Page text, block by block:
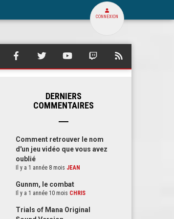
CONNEXION
SQUARE
SQUARE SQUARE SQUARE SQUARE
DERNIERS
COMMENTAIRES
Comment retrouver le nom
d'un jeu vidéo que vous avez
oublié
Il y a 1 année 8 mois JEAN
Gunnm, le combat
Il y a 1 année 10 mois CHRIS
Trials of Mana Original